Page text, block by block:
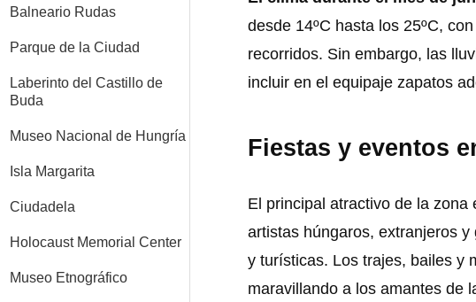
desde 14ºC hasta los 25ºC,
recorridos. Sin embargo, las
incluir en el equipaje zapatos
Fiestas y eventos
El principal atractivo de la
artistas húngaros, extranjeros
y turísticas. Los trajes, bailes y
maravillando a los amantes de
Balneario Rudas
Parque de la Ciudad
Laberinto del Castillo de
Buda
Museo Nacional de Hungría
Isla Margarita
Ciudadela
Holocaust Memorial Center
Museo Etnográfico